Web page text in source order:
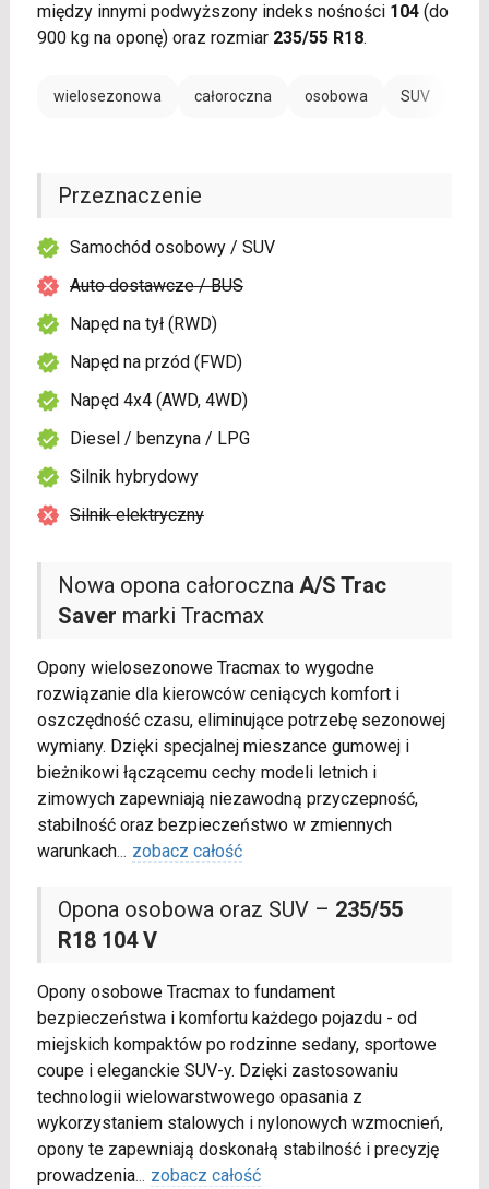
między innymi podwyższony indeks nośności 104(do
900 kg na oponę) oraz rozmiar 235/55 R18.
wielosezonowa całoroczna osobowa SUV
Nowa opona całoroczna A/S Trac
Saver marki Tracmax
Opony wielosezonowe Tracmax to wygodne
rozwiązanie dla kierowców ceniących komfort i
oszczędność czasu, eliminujące potrzebę sezonowej
wymiany. Dzięki specjalnej mieszance gumowej i
bieżnikowi łączącemu cechy modeli letnich i
zimowych zapewniają niezawodną przyczepność,
stabilność oraz bezpieczeństwo w zmiennych
warunkach... zobacz całość
Opona osobowa oraz SUV – 235/55
R18 104 V
Opony osobowe Tracmax to fundament
bezpieczeństwa i komfortu każdego pojazdu - od
miejskich kompaktów po rodzinne sedany, sportowe
coupe i eleganckie SUV-y. Dzięki zastosowaniu
technologii wielowarstwowego opasania z
wykorzystaniem stalowych i nylonowych wzmocnień,
opony te zapewniają doskonałą stabilność i precyzję
prowadzenia... zobacz całość
Przeznaczenie
Samochód osobowy / SUV
Auto dostawcze / BUS
Napęd na tył (RWD)
Napęd na przód (FWD)
Napęd 4x4 (AWD, 4WD)
Diesel / benzyna / LPG
Silnik hybrydowy
Silnik elektryczny